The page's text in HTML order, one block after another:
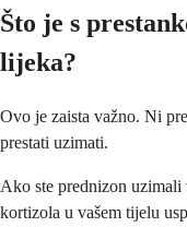
Što je s
lijeka?
Ovo je zaista važno. Ni
prestati uzimati.
Ako ste prednizon
kortizola u vašem tijelu